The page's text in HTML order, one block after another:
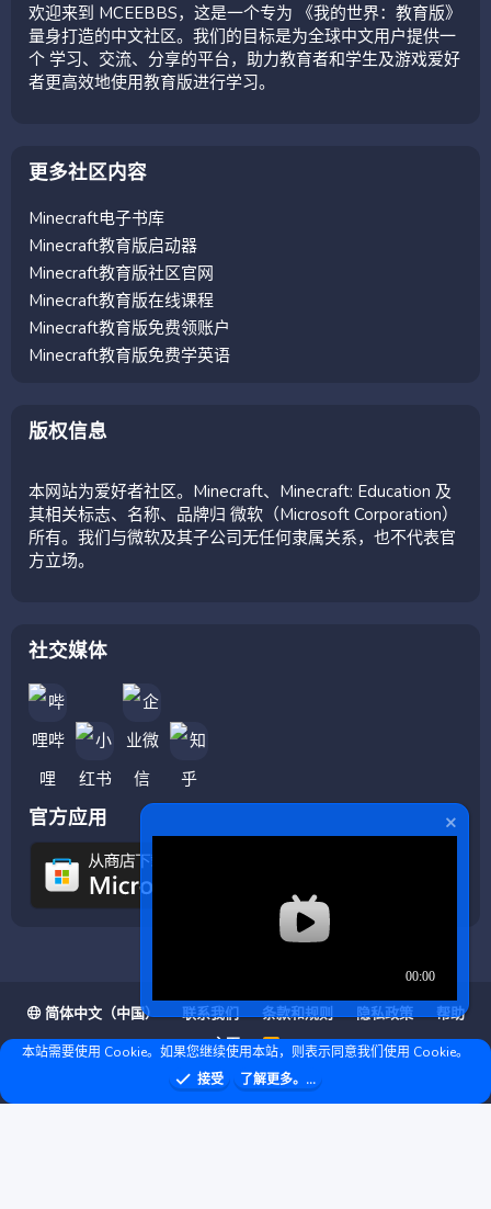
欢迎来到 MCEEBBS，这是一个专为 《我的世界：教育版》
量身打造的中文社区。我们的目标是为全球中文用户提供一
个 学习、交流、分享的平台，助力教育者和学生及游戏爱好
者更高效地使用教育版进行学习。
更多社区内容
Minecraft电子书库
Minecraft教育版启动器
Minecraft教育版社区官网
Minecraft教育版在线课程
Minecraft教育版免费领账户
Minecraft教育版免费学英语
版权信息
本网站为爱好者社区。Minecraft、Minecraft: Education 及
其相关标志、名称、品牌归 微软（Microsoft Corporation）
所有。我们与微软及其子公司无任何隶属关系，也不代表官
方立场。
社交媒体
官方应用
简体中文（中国） 联系我们 条款和规则 隐私政策
帮助
主页
R
S
S
❤ © Copyright 2020–2026 基岩科技 版权所有 |Microsoft Marketplace
本站需要使用 Cookie。如果您继续使用本站，则表示同意我们使用 Cookie。
接受
了解更多。...